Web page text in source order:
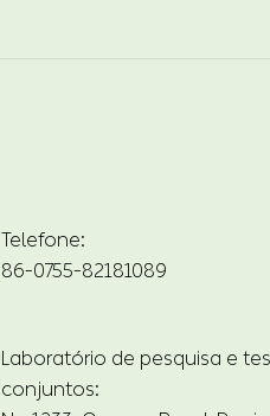
Telefone:
86-0755-82181089
Laboratório de pesquisa e
conjuntos: